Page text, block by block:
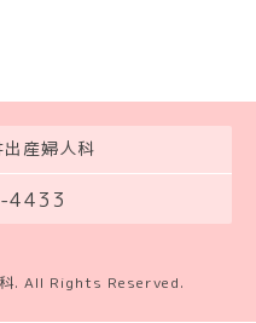
産婦人科
4433
. All Rights Reserved.